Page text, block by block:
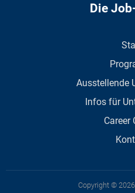
Die
Ausstellende
Infos für
Career
Copyright ©